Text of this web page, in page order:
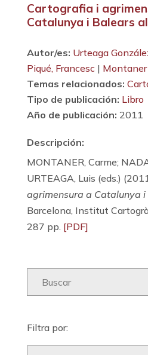
Cartografia i
Catalunya i Balears
Autor/es: Urteaga
Piqué, Francesc | Montaner
Temas relacionados:
Tipo de publicación: Libro
Año de publicación: 2011
Descripción:
MONTANER, Carme;
URTEAGA, Luis (eds.)
agrimensura a Catalunya
Barcelona, Institut
287 pp. [PDF]
Filtra por: